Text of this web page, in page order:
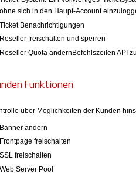
ohne sich in den Haupt-Account
Ticket Benachrichtigungen
Reseller freischalten und sperren
Reseller Quota ändernBefehlszeilen API
Funktionen
über Möglichkeiten der Kunden
Banner ändern
Frontpage freischalten
SSL freischalten
Web Server Pool